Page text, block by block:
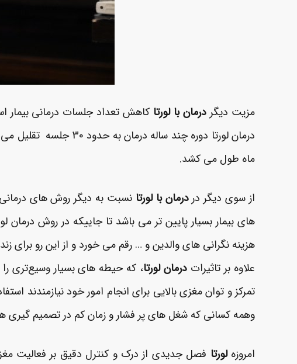
مزیت دیگر درمان با لورتا کاهش تعداد جلسات درمانی بیمار
ماه طول می کشد.
از سوی دیگر دردرمان با لورتا نسبت به دیگر روش های درمانی
های بیمار بسیار پایین تر می باشد تا جاییکه در روش درمان
هزینه نگرانی های والدین و … رقم می خورد و از این رو
علاوه بر تاثیرات درمان لورتا، که حیطه های بسیار وسیع‌تری را
تمرکز و توان مغزی بالایی برای انجام امور خود نیازمندند
وهمه کسانی که شغل های پر فشار و زمان کم در تصمیم گیری
امروزهلورتا فصل جدیدی از درک و کنترل دقیق بر فعالیت